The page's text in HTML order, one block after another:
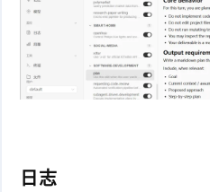
日志